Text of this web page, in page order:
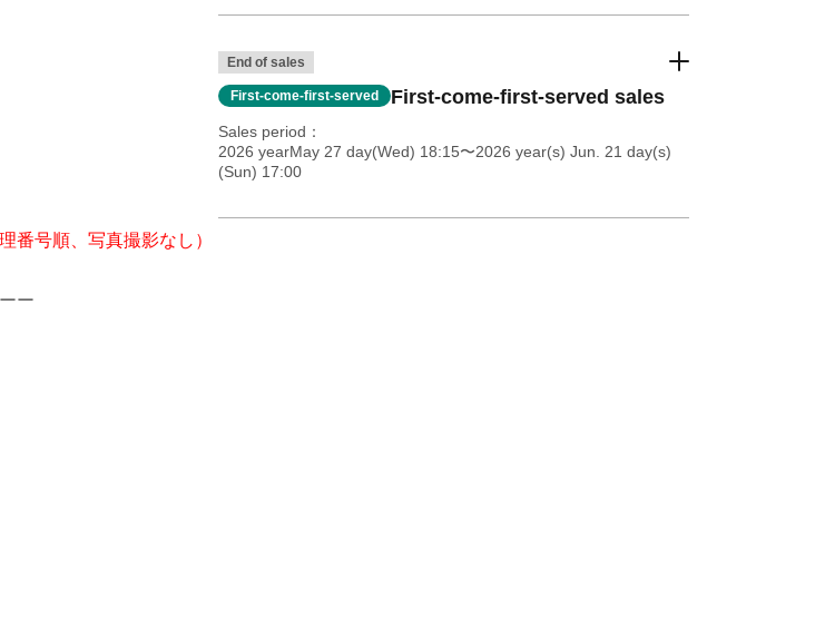
番号順、 写真撮影なし ）
ー
End of sales
First-come-first-served First-come-first-served sales
Sales period
2026 yearMay 27 day(Wed) 18:15〜2026 year(s) Jun. 21 day(s)
(Sun) 17:00